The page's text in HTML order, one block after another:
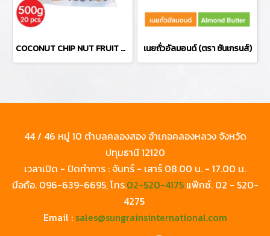
COCONUT CHIP NUT FRUIT MIX เนยถั่วอัลมอนด์ (ตรา ซันเกรนส์)
44 / 46 หมู่ 10 ตำบลคลองสอง อำเภอคลองหลวง จังหวัด
ปทุมธานี 12120
เวลาเปิด - ปิดทำการ : จันทร์ - เสาร์ 08.00 น. - 17.00 น.
มือถือ. 096-639-6695, โทร.02-520-4175แฟ๊กซ์. 02 - 520-
4275
Email : sales@sungrainsinternational.com